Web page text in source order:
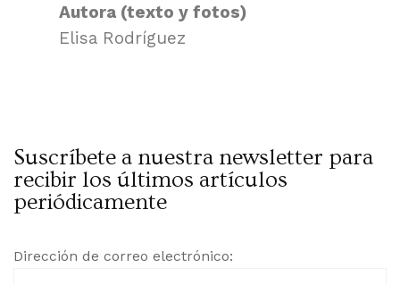
Autora (texto y fotos)
Elisa Rodríguez
Suscríbete a nuestra newsletter para
recibir los últimos artículos
periódicamente
Dirección de correo electrónico: